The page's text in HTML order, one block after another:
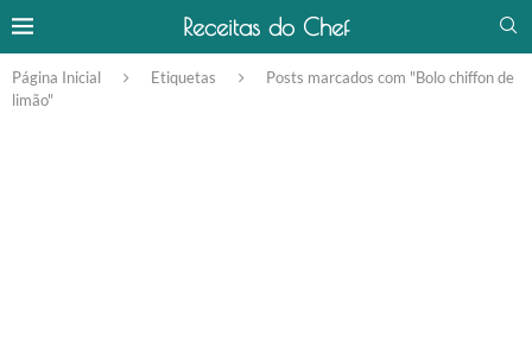
Receitas do Chef
Página Inicial Etiquetas
Posts marcados com "Bolo chiffon de
limão"